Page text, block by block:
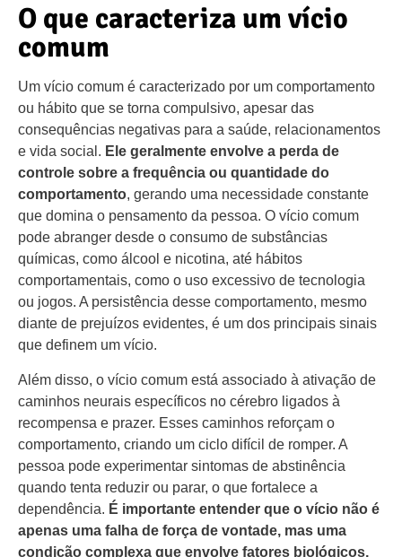
O que caracteriza um vício
comum
Um vício comum é caracterizado por um comportamento
ou hábito que se torna compulsivo, apesar das
consequências negativas para a saúde, relacionamentos
e vida social. Ele geralmente envolve a perda de
controle sobre a frequência ou quantidade do
comportamento, gerando uma necessidade constante
que domina o pensamento da pessoa. O vício comum
pode abranger desde o consumo de substâncias
químicas, como álcool e nicotina, até hábitos
comportamentais, como o uso excessivo de tecnologia
ou jogos. A persistência desse comportamento, mesmo
diante de prejuízos evidentes, é um dos principais sinais
que definem um vício.
Além disso, o vício comum está associado à ativação de
caminhos neurais específicos no cérebro ligados à
recompensa e prazer. Esses caminhos reforçam o
comportamento, criando um ciclo difícil de romper. A
pessoa pode experimentar sintomas de abstinência
quando tenta reduzir ou parar, o que fortalece a
dependência. É importante entender que o vício não é
apenas uma falha de força de vontade, mas uma
condição complexa que envolve fatores biológicos,